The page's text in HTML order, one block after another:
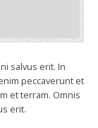
salvus erit. In
peccaverunt et
et terram. Omnis
erit.